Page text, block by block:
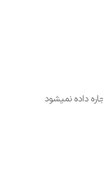
داده نمیشود